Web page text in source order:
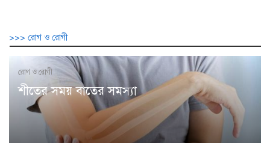
>>> রোগ ও রোগী
রোগ ও রোগী
শীতের সময় বাতের সমস্যা